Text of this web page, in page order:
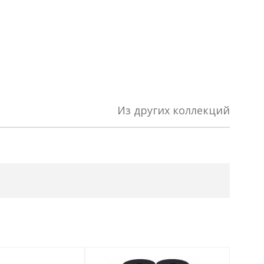
Из других коллекций